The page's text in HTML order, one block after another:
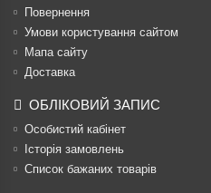
Повернення
Умови користування сайтом
Мапа сайту
Доставка
ОБЛІКОВИЙ ЗАПИС
Особистий кабінет
Історія замовлень
Список бажаних товарів